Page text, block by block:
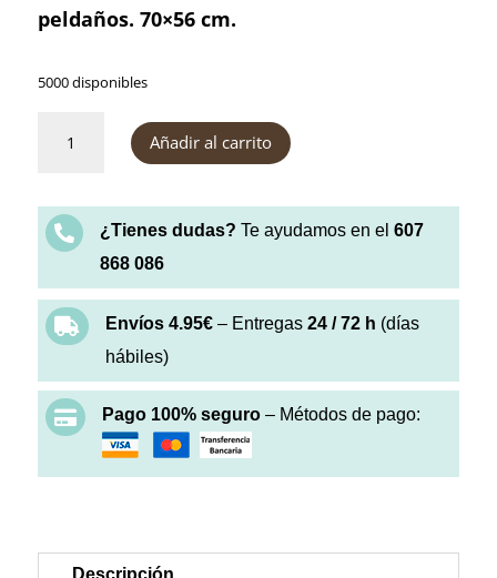
peldaños. 70×56 cm.
5000 disponibles
protector
cantidad
Añadir al carrito
 ¿Tienes dudas? Te ayudamos en el 607
868 086
 Envíos 4.95€– Entregas 24 / 72 h (días
hábiles)
 Pago 100% seguro– Métodos de pago: